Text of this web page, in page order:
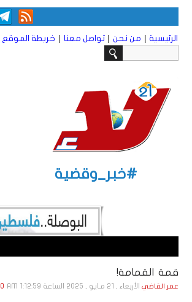
الرئيسية | من نحن | تواصل معنا | خريطة الموقع
#خبر_وقضية
قمة القمامة!
عمر القاضي الأربعاء , 21 مـايـو , 2025 الساعة 1:12:59 AM 0 تعليقات